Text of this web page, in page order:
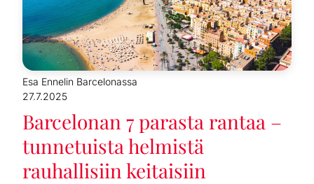
Esa Ennelin Barcelonassa
27.7.2025
Barcelonan 7 parasta rantaa –
tunnetuista helmistä
rauhallisiin keitaisiin